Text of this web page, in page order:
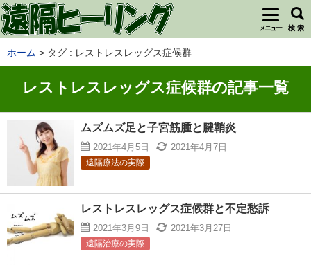
メニュー 検 索
ホーム タグ : レストレスレッグス症候群
レストレスレッグス症候群の記事一覧
ムズムズ足と子宮筋腫と腱鞘炎
2021年4月5日 2021年4月7日
遠隔療法の実際
レストレスレッグス症候群と不定愁訴
2021年3月9日 2021年3月27日
遠隔治療の実際